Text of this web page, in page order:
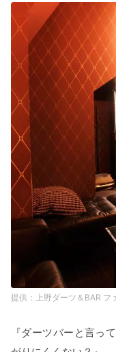
上野ダーツ＆BAR フ
『ダーツバーと言っ